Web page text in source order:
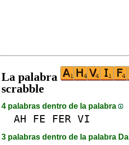
La palabra
scrabble
4 palabras dentro de la palabra
AH FE FER VI
3 palabras dentro de la palabra DaI